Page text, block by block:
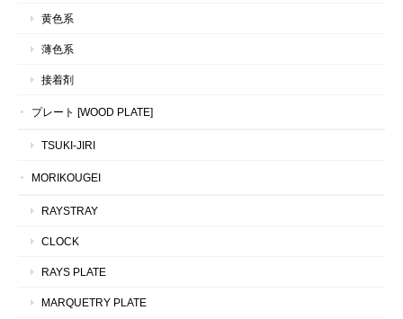
黄色系
薄色系
接着剤
プレート [WOOD PLATE]
TSUKI-JIRI
MORIKOUGEI
RAYSTRAY
CLOCK
RAYS PLATE
MARQUETRY PLATE